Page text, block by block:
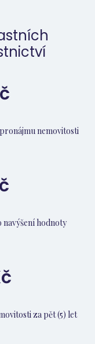
nemovitosti
hodnoty
za pět (5) let